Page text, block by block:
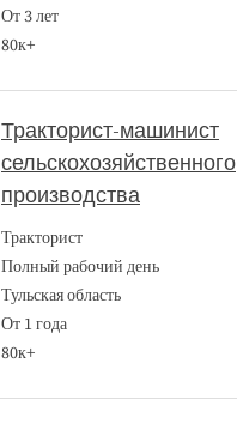
От 3 лет
80к+
Тракторист-машинист
сельскохозяйственного
производства
Тракторист
Полный рабочий день
Тульская область
От 1 года
80к+